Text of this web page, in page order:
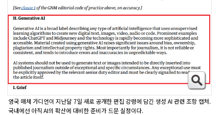
영국 매체 가디언이 지난달 7일 새로 공개한 편집 강령에 담긴 생성 AI 관련 조항 캡처.
국내에선 아직 AI의 확산에 대비한 준비가 드문 실정이다.